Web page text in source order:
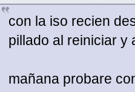
con la iso recien
pillado al reiniciar y
mañana probare